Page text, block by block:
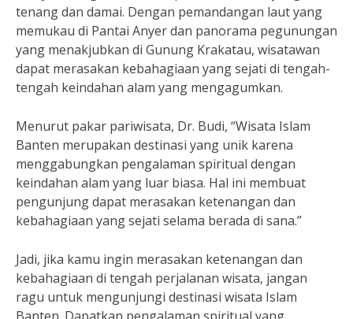
tenang dan damai. Dengan pemandangan laut yang
memukau di Pantai Anyer dan panorama pegunungan
yang menakjubkan di Gunung Krakatau, wisatawan
dapat merasakan kebahagiaan yang sejati di tengah-
tengah keindahan alam yang mengagumkan.
Menurut pakar pariwisata, Dr. Budi, “Wisata Islam
Banten merupakan destinasi yang unik karena
menggabungkan pengalaman spiritual dengan
keindahan alam yang luar biasa. Hal ini membuat
pengunjung dapat merasakan ketenangan dan
kebahagiaan yang sejati selama berada di sana.”
Jadi, jika kamu ingin merasakan ketenangan dan
kebahagiaan di tengah perjalanan wisata, jangan
ragu untuk mengunjungi destinasi wisata Islam